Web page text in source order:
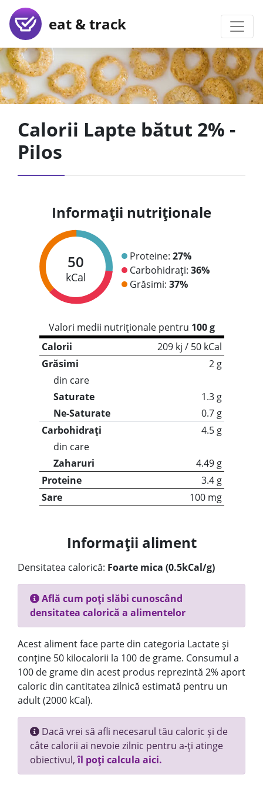
eat & track
Calorii Lapte bătut 2% -
Pilos
Informații nutriționale
50
kCal
Proteine: 27%
Carbohidrați: 36%
Grăsimi: 37%
Valori medii nutriționale pentru 100 g
Calorii
209 kj / 50 kCal
Grăsimi
2 g
din care
Saturate
1.3 g
Ne-Saturate
0.7 g
Carbohidrați
4.5 g
din care
Zaharuri
4.49 g
Proteine
3.4 g
Sare
100 mg
Informații aliment
Densitatea calorică: Foarte mica (0.5kCal/g)
Află cum poți slăbi cunoscând
densitatea calorică a alimentelor
Acest aliment face parte din categoria Lactate și
conține 50 kilocalorii la 100 de grame. Consumul a
100 de grame din acest produs reprezintă 2% aport
caloric din cantitatea zilnică estimată pentru un
adult (2000 kCal).
Dacă vrei să afli necesarul tău caloric și de
câte calorii ai nevoie zilnic pentru a-ți atinge
obiectivul,îl poți calcula aici.